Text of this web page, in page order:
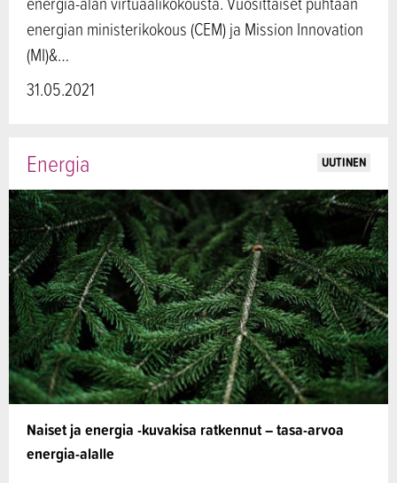
energian ministerikokous (CEM) ja Mission Innovation
(MI)&…
31.05.2021
Naiset ja energia -kuvakisa ratkennut – tasa-arvoa
energia-alalle
Energia UUTINEN